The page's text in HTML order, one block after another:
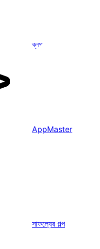
ব্লগ
AppMaster
সাফল্যের গল্প